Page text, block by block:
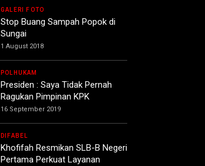
GALERI FOTO
Stop Buang Sampah Popok di
Sungai
1 August 2018
POLHUKAM
Presiden : Saya Tidak Pernah
Ragukan Pimpinan KPK
16 September 2019
DIFABEL
Khofifah Resmikan SLB-B Negeri
Pertama Perkuat Layanan